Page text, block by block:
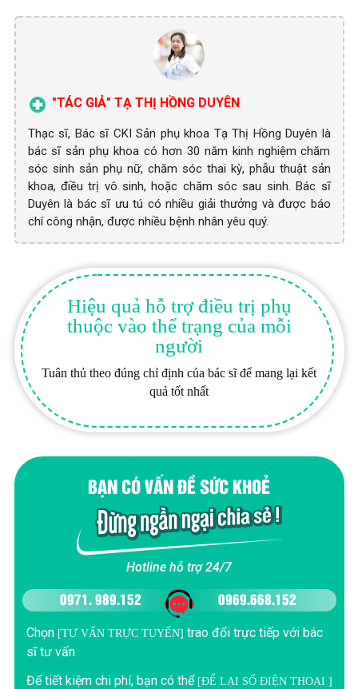
"TÁC GIẢ" TẠ THỊ HỒNG DUYÊN
Thạc sĩ, Bác sĩ CKI Sản phụ khoa Tạ Thị Hồng Duyên là
bác sĩ sản phụ khoa có hơn 30 năm kinh nghiệm chăm
sóc sinh sản phụ nữ, chăm sóc thai kỳ, phẫu thuật sản
khoa, điều trị vô sinh, hoặc chăm sóc sau sinh. Bác sĩ
Duyên là bác sĩ ưu tú có nhiều giải thưởng và được báo
chí công nhận, được nhiều bệnh nhân yêu quý.
Hiệu quả hỗ trợ điều trị phụ
thuộc vào thể trạng của mỗi
người
Tuân thủ theo đúng chỉ định của bác sĩ để mang lại kết
quả tốt nhất
BẠN CÓ VẤN ĐỀ SỨC KHOẺ
Hotline hỗ trợ 24/7
0971. 989.152 0969.668.152
Chọn [TƯ VẤN TRỰC TUYẾN] trao đổi trực tiếp với bác
sĩ tư vấn
Để tiết kiệm chi phí, bạn có thể [ĐỂ LẠI SỐ ĐIỆN THOẠI ]